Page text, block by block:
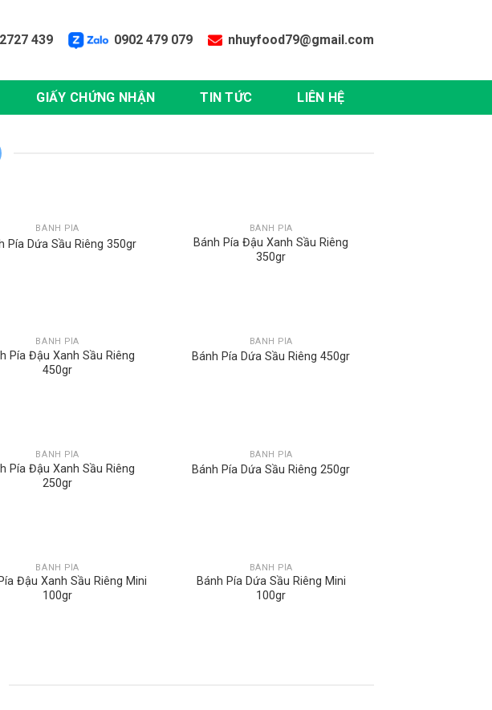
439 0902 479 079 nhuyfood79@gmail.com
GIẤY CHỨNG NHẬN TIN TỨC LIÊN HỆ
BÁNH PÍA
Pía Dứa Sầu Riêng 350gr
BÁNH PÍA
Bánh Pía Đậu Xanh Sầu Riêng
350gr
BÁNH PÍA
Pía Đậu Xanh Sầu Riêng
450gr
BÁNH PÍA
Bánh Pía Dứa Sầu Riêng 450gr
BÁNH PÍA
Pía Đậu Xanh Sầu Riêng
250gr
BÁNH PÍA
Bánh Pía Dứa Sầu Riêng 250gr
BÁNH PÍA
Đậu Xanh Sầu Riêng Mini
100gr
BÁNH PÍA
Bánh Pía Dứa Sầu Riêng Mini
100gr